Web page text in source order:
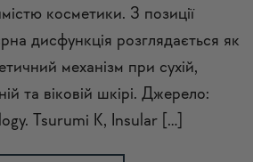
косметики. З позиції
дисфункція розглядається як
механізм при сухій,
та віковій шкірі. Джерело:
Tsurumi K, Insular […]